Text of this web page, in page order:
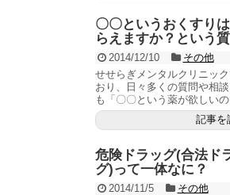
〇〇というおくすり
らえますか？という
2014/12/10
その他
せせらぎメンタルクリニッ
おり、日々多くの質問や相
も「〇〇という薬が欲しい
記事を
危険ドラッグ(合法ド
グ)って一体なに？
2014/11/5 その他